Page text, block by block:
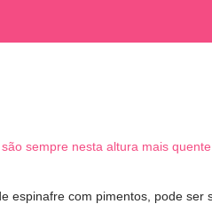
sempre nesta altura mais
espinafre com pimentos, pode ser